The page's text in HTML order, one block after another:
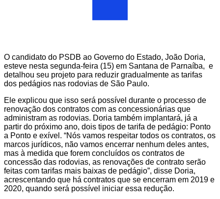
O candidato do PSDB ao Governo do Estado, João Doria,
esteve nesta segunda-feira (15) em Santana de Parnaíba, e
detalhou seu projeto para reduzir gradualmente as tarifas
dos pedágios nas rodovias de São Paulo.
Ele explicou que isso será possível durante o processo de
renovação dos contratos com as concessionárias que
administram as rodovias. Doria também implantará, já a
partir do próximo ano, dois tipos de tarifa de pedágio: Ponto
a Ponto e exível. “Nós vamos respeitar todos os contratos, os
marcos jurídicos, não vamos encerrar nenhum deles antes,
mas à medida que forem concluídos os contratos de
concessão das rodovias, as renovações de contrato serão
feitas com tarifas mais baixas de pedágio”, disse Doria,
acrescentando que há contratos que se encerram em 2019 e
2020, quando será possível iniciar essa redução.